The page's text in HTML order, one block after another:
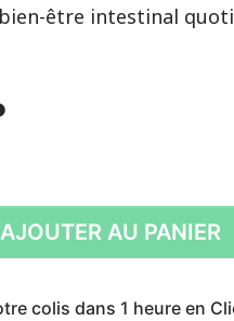
être intestinal
AJOUTER AU PANIER
colis dans 1 heure en